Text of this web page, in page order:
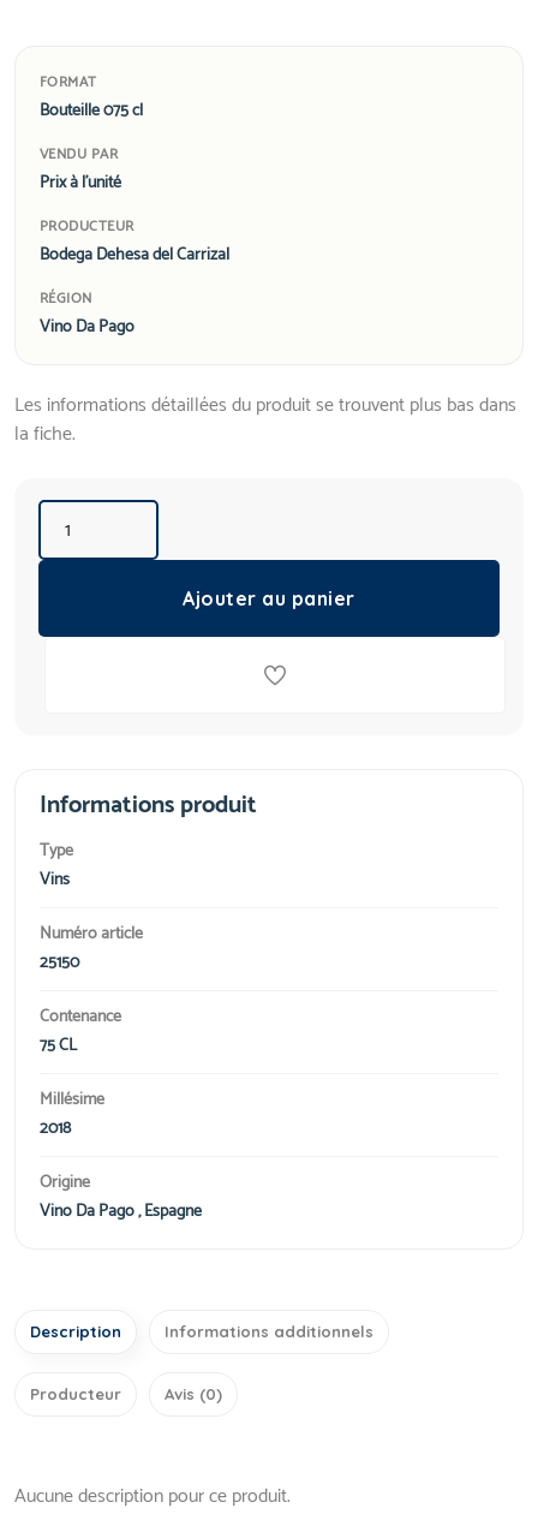
FORMAT
Bouteille 075 cl
VENDU PAR
Prix à l'unité
PRODUCTEUR
Bodega Dehesa del Carrizal
RÉGION
Vino Da Pago
Les informations détaillées du produit se trouvent plus bas dans
la fiche.
Ajouter au panier
Informations produit
Type
Vins
Numéro article
25150
Contenance
75 CL
Millésime
2018
Origine
Vino Da Pago , Espagne
Description Informations additionnels
Producteur Avis (0)
Aucune description pour ce produit.